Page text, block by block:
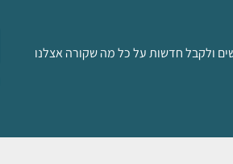
ולקבל חדשות על כל מה שקורה אצלנו